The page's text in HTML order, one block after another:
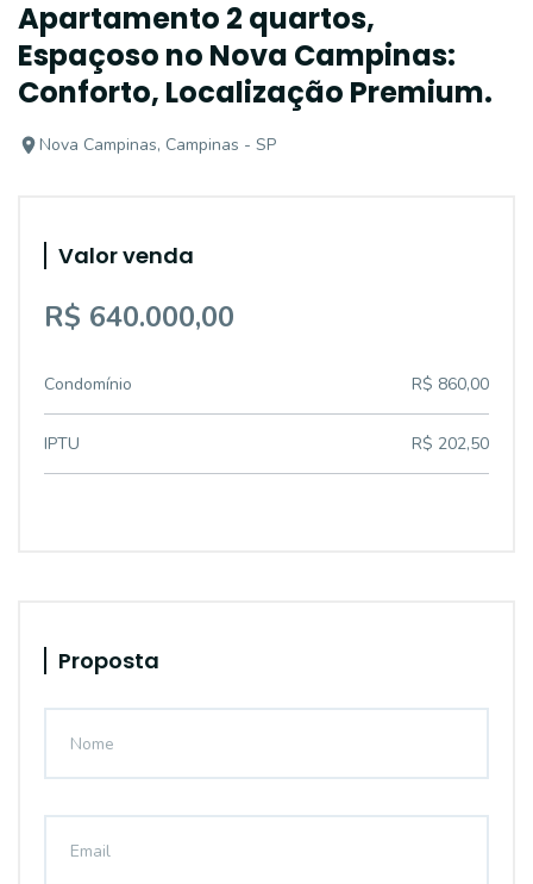
Apartamento 2 quartos,
Espaçoso no Nova Campinas:
Conforto, Localização Premium.
Nova Campinas, Campinas - SP
Valor venda
R$ 640.000,00
Condomínio R$ 860,00
IPTU R$ 202,50
Proposta